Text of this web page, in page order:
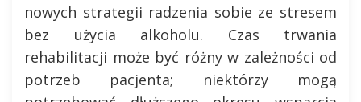
nowych strategii radzenia sobie ze stresem
bez użycia alkoholu. Czas trwania
rehabilitacji może być różny w zależności od
potrzeb pacjenta; niektórzy mogą